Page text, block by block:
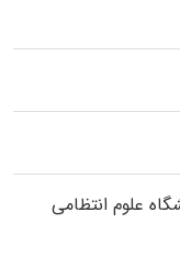
ﻋﻠﻮم انتظامی